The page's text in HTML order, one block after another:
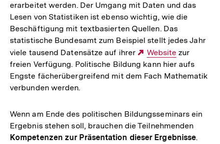
erarbeitet werden. Der Umgang mit Daten und das
Lesen von Statistiken ist ebenso wichtig, wie die
Beschäftigung mit textbasierten Quellen. Das
statistische Bundesamt zum Beispiel stellt jedes Jahr
viele tausend Datensätze auf ihrer
Externer
Link:
Website zur
freien Verfügung. Politische Bildung kann hier aufs
Engste fächerübergreifend mit dem Fach Mathematik
verbunden werden.
Wenn am Ende des politischen Bildungsseminars ein
Ergebnis stehen soll, brauchen die Teilnehmenden
Kompetenzen zur Präsentation dieser Ergebnisse.